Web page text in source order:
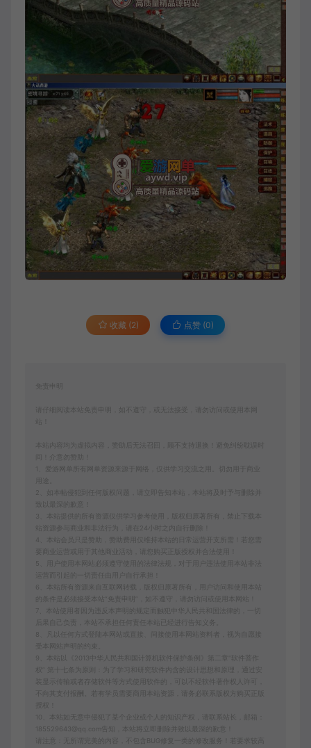
收藏 (2) 点赞 (0)
免责申明
请仔细阅读本站免责申明，如不遵守，或无法接受，请勿访问或使用本网
本站内容均为虚拟内容，赞助后无法召回，顾不支持退换！避免纠纷耽误时
间！介意勿赞助！
1、爱游网单所有网单资源来源于网络，仅供学习交流之用。切勿用于商业
2、如本帖侵犯到任何版权问题，请立即告知本站，本站将及时予与删除并
致以最深的歉意！
3、本站提供的所有资源仅供学习参考使用，版权归原著所有，禁止下载本
站资源参与商业和非法行为，请在24小时之内自行删除！
4、本站会员只是赞助，赞助费用仅维持本站的日常运营开支所需！若您需
要商业运营或用于其他商业活动，请您购买正版授权并合法使用！
5、用户使用本网站必须遵守使用的法律法规，对于用户违法使用本站非法
6、本站所有资源来自互联网转载，版权归原著所有，用户访问和使用本站
的条件是必须接受本站“免责申明”，如不遵守，请勿访问或使用本网站！
7、本站使用者因为违反本声明的规定而触犯中华人民共和国法律的，一切
后果自己负责，本站不承担任何责任本站已经进行告知义务。
8、凡以任何方式登陆本网站或直接、间接使用本网站资料者，视为自愿接
受本网站声明的约束。
9、本站以《2013中华人民共和国计算机软件保护条例》第二章"软件菩作
权” 第十七条为原则：为了学习和研究软件内含的设计思想和原理，通过安
装显示传输或者存储软件等方式使用软件的，可以不经软件著作权人许可，
不向其支付报酬。若有学员需要商用本站资源，请务必联系版权方购买正版
10、本站如无意中侵犯了某个企业或个人的知识产权，请联系站长，邮箱：
185529643@qq.com告知，本站将立即删除并致以最深的歉意！
请注意：无所谓完美的内容，不包含BUG修复一类的修改服务！若要求较高